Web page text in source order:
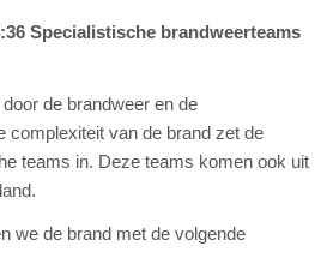
Specialistische brandweerteams
de brandweer en de
complexiteit van de brand zet de
teams in. Deze teams komen ook uit
we de brand met de volgende